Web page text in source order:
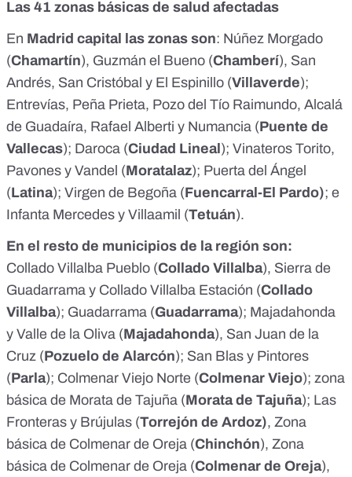
Las 41 zonas básicas de salud afectadas
En Madrid capital las zonas son: Núñez Morgado
(Chamartín), Guzmán el Bueno (Chamberí), San
Andrés, San Cristóbal y El Espinillo (Villaverde);
Entrevías, Peña Prieta, Pozo del Tío Raimundo, Alcalá
de Guadaíra, Rafael Alberti y Numancia (Puente de
Vallecas); Daroca (Ciudad Lineal ); Vinateros Torito,
Pavones y Vandel (Moratalaz); Puerta del Ángel
(Latina); Virgen de Begoña (Fuencarral-El Pardo); e
Infanta Mercedes y Villaamil (Tetuán).
En el resto de municipios de la región son:
Collado Villalba Pueblo (Collado Villalba), Sierra de
Guadarrama y Collado Villalba Estación (Collado
Villalba); Guadarrama (Guadarrama); Majadahonda
y Valle de la Oliva (Majadahonda), San Juan de la
Cruz (Pozuelo de Alarcón); San Blas y Pintores
(Parla); Colmenar Viejo Norte (Colmenar Viejo); zona
básica de Morata de Tajuña (Morata de Tajuña); Las
Fronteras y Brújulas (Torrejón de Ardoz), Zona
básica de Colmenar de Oreja (Chinchón), Zona
básica de Colmenar de Oreja (Colmenar de Oreja),